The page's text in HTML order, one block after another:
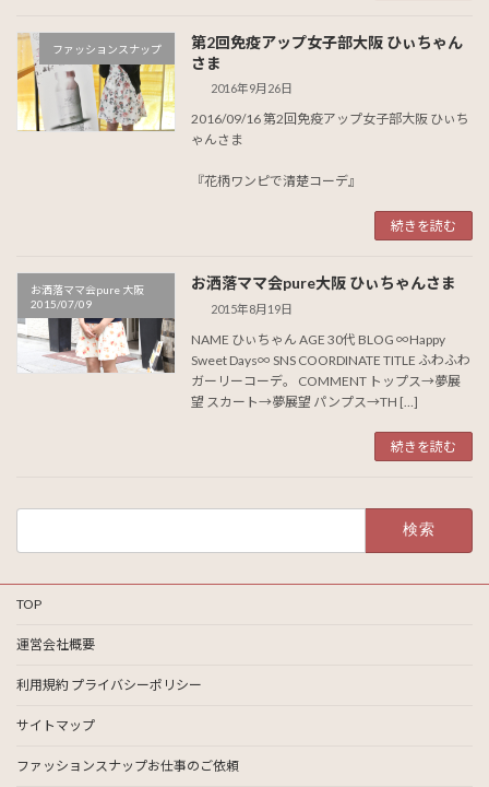
ファッションスナップ
第2回免疫アップ女子部大阪 ひぃちゃん
さま
2016年9月26日
2016/09/16 第2回免疫アップ女子部大阪 ひぃち
ゃんさま
『花柄ワンピで清楚コーデ』
続きを読む
お洒落ママ会pure 大阪
2015/07/09
お洒落ママ会pure大阪 ひぃちゃんさま
2015年8月19日
NAME ひぃちゃん AGE 30代 BLOG ∞Happy
Sweet Days∞ SNS COORDINATE TITLE ふわふわ
ガーリーコーデ。 COMMENT トップス→夢展
望 スカート→夢展望 パンプス→TH […]
続きを読む
TOP
運営会社概要
利用規約 プライバシーポリシー
サイトマップ
ファッションスナップお仕事のご依頼